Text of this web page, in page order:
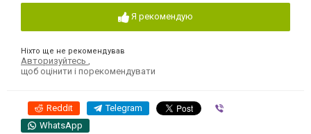
Я рекомендую
Ніхто ще не рекомендував
Авторизуйтесь
щоб оцінити і порекомендувати
Reddit Telegram
WhatsApp